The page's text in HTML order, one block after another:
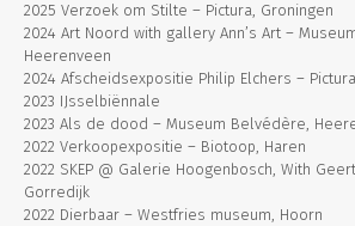
2025 Verzoek om Stilte – Pictura, Groningen
2024 Art Noord with gallery Ann’s Art –
Heerenveen
2024 Afscheidsexpositie Philip Elchers –
2023 IJsselbiënnale
2023 Als de dood – Museum Belvédère,
2022 Verkoopexpositie – Biotoop, Haren
2022 SKEP @ Galerie Hoogenbosch, With
Gorredijk
2022 Dierbaar – Westfries museum, Hoorn